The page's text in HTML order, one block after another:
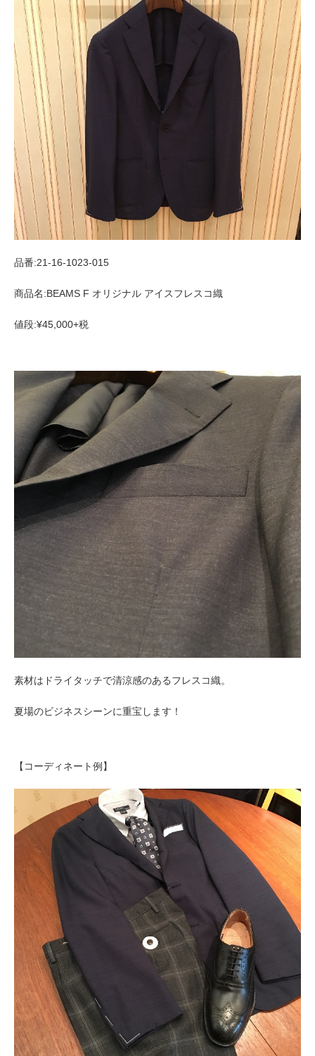
品番:21-16-1023-015
商品名:BEAMS F オリジナル アイスフレスコ織
値段:¥45,000+税
素材はドライタッチで清涼感のあるフレスコ織。
夏場のビジネスシーンに重宝します！
【コーディネート例】